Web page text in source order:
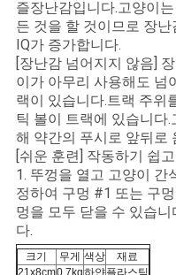
트
맵
PRIVACY
POLICY
즐장난감입니다.고양이
든 것을 할 것이므로 장
IQ가 증가합니다.
[장난감 넘어지지 않음]
이가 아무리 사용해도 넘
랙이 있습니다.트랙 주위
틱 볼이 트랙에 있습니다
해 약간의 푸시로 앞뒤로
[쉬운 훈련] 작동하기 쉽
1. 뚜껑을 열고 고양이 간
정하여 구멍 #1 또는 구
멍을 모두 닫을 수 있습니
다.
크기 무게 색상
재료